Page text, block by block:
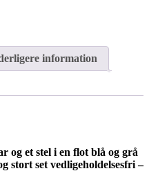
information
og et stel i en flot blå og grå
stort set vedligeholdelsesfri –